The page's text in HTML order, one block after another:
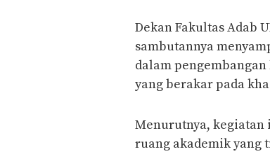
Dekan Fakultas Adab
sambutannya
dalam
yang berakar pada
Menurutnya, kegiatan
ruang akademik yang